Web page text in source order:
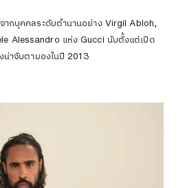
ากบุคคลระดับตำนานอย่าง Virgil Abloh,
Alessandro แห่ง Gucci นับตั้งแต่เปิด
น่าจับตามองในปี 2013